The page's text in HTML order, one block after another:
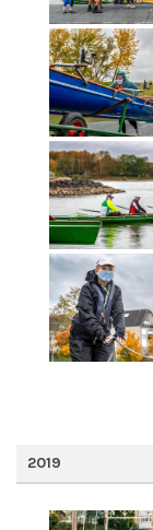
2019